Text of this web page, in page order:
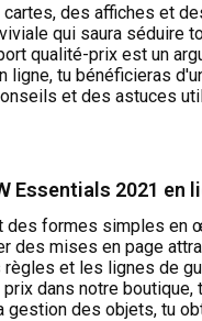
des affiches et
qui saura séduire
qualité-prix est un
tu bénéficieras
et des astuces
Essentials 2021 en
formes simples en
des mises en page
et les lignes de
dans notre
des objets, tu